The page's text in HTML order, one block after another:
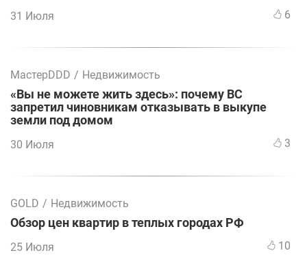
31 Июля 6
МастерDDD / Недвижимость
«Вы не можете жить здесь»: почему ВС
запретил чиновникам отказывать в выкупе
земли под домом
30 Июля 3
GOLD / Недвижимость
Обзор цен квартир в теплых городах РФ
25 Июля 10